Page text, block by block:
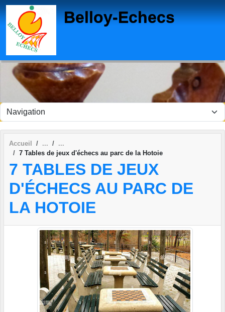
Belloy-Echecs
Accueil
7 Tables de jeux d'échecs au parc de la Hotoie
7 TABLES DE JEUX
D'ÉCHECS AU PARC DE
LA HOTOIE
Panneau de gestion des cookies